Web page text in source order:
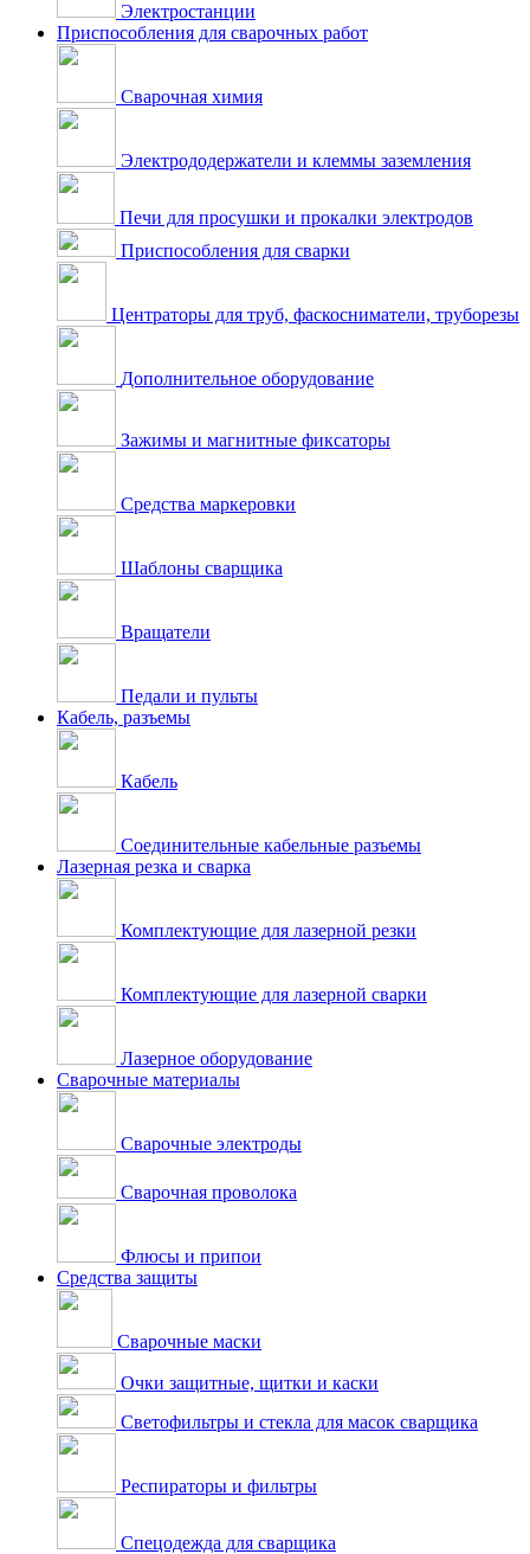
Электростанции
Приспособления для сварочных работ
Сварочная химия
Электрододержатели и клеммы заземления
Печи для просушки и прокалки электродов
Приспособления для сварки
Центраторы для труб, фаскосниматели, труборезы
Дополнительное оборудование
Зажимы и магнитные фиксаторы
Средства маркеровки
Шаблоны сварщика
Вращатели
Педали и пульты
Кабель, разъемы
Кабель
Соединительные кабельные разъемы
Лазерная резка и сварка
Комплектующие для лазерной резки
Комплектующие для лазерной сварки
Лазерное оборудование
Сварочные материалы
Сварочные электроды
Сварочная проволока
Флюсы и припои
Средства защиты
Сварочные маски
Очки защитные, щитки и каски
Светофильтры и стекла для масок сварщика
Респираторы и фильтры
Спецодежда для сварщика